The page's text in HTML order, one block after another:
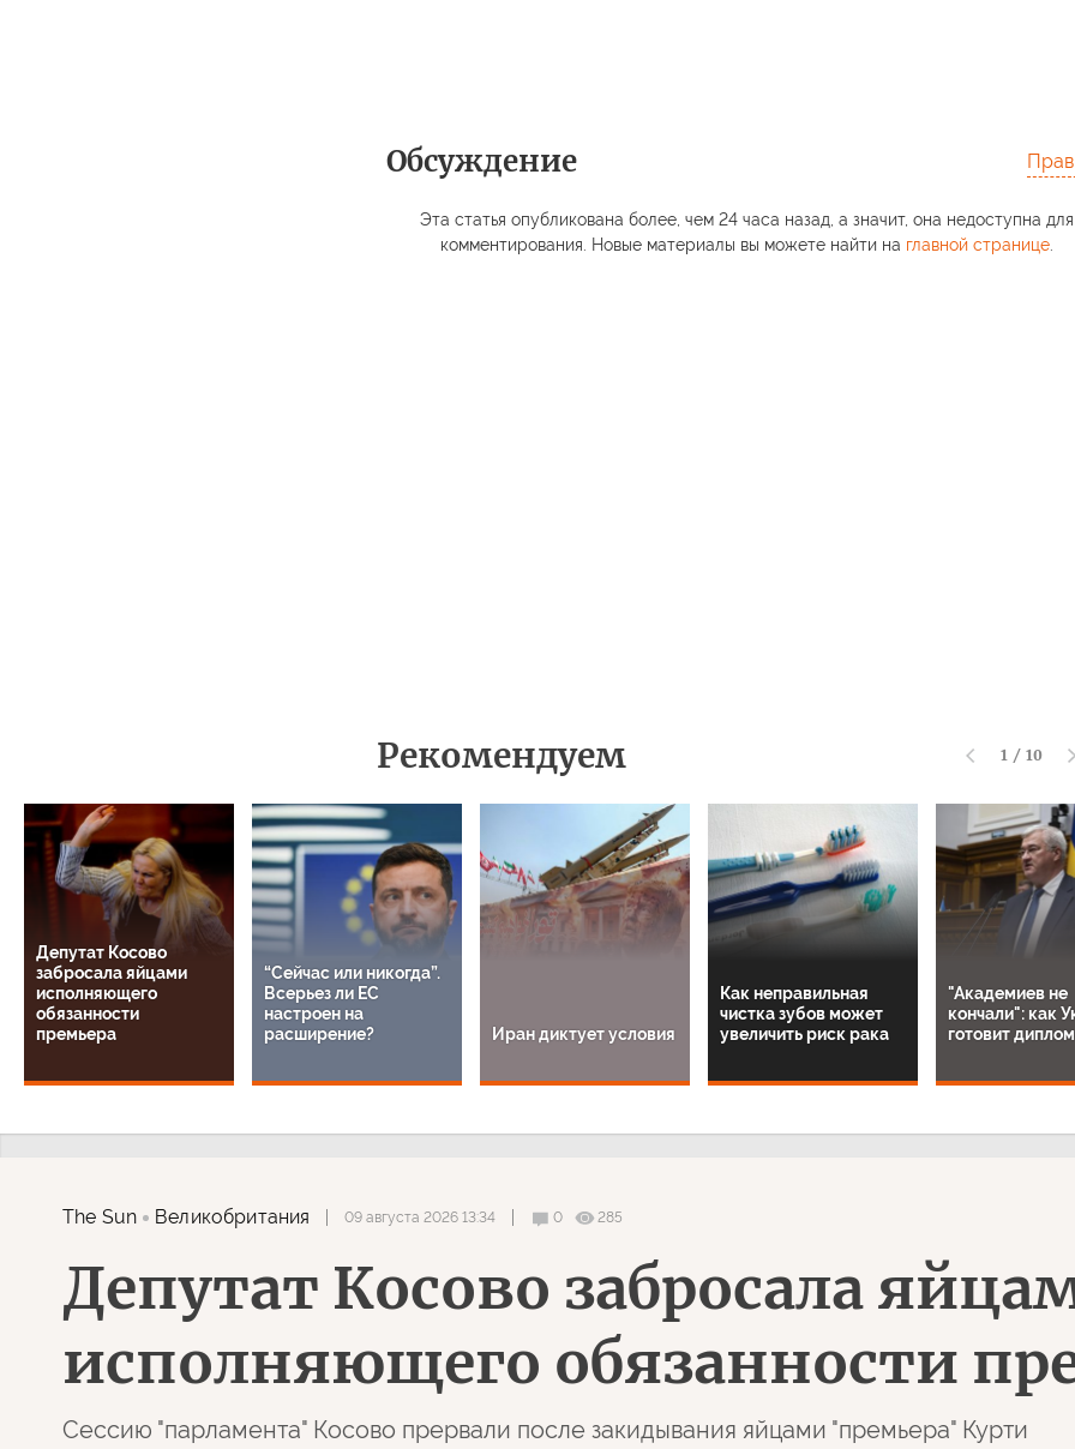
Обсуждение
Эта статья опубликована более, чем 24 часа назад, а значит, она недоступна для
комментирования. Новые материалы вы можете найти на главной странице.
Рекомендуем 1 / 10
Депутат Косово
забросала яйцами
исполняющего
обязанности
премьера
“Сейчас или никогда”.
Всерьез ли ЕС
настроен на
расширение?
Иран диктует условия
Как неправильная
чистка зубов может
увеличить риск рака
"Академиев не
кончали": как
готовит
The Sun Великобритания 09 августа 2026 13:34 0 285
Депутат Косово забросала
исполняющего обязанности
Сессию "парламента" Косово прервали после закидывания яйцами "премьера" Курти